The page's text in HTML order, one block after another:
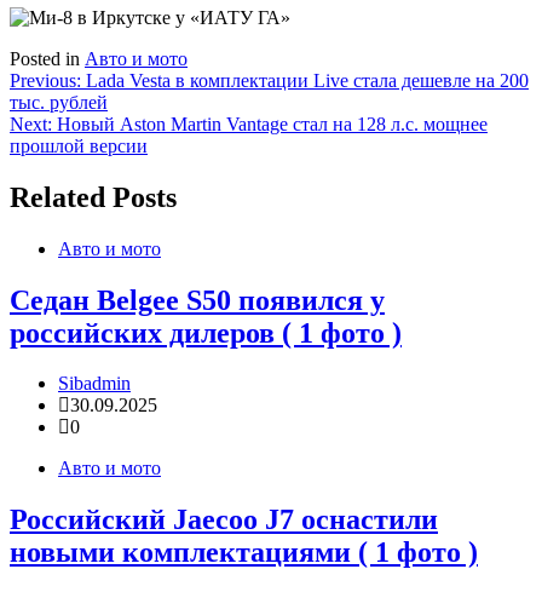
Posted in Авто и мото
Навигация
по
записям
Previous: Lada Vesta в комплектации Live стала дешевле на 200
тыс. рублей
Next: Новый Aston Martin Vantage стал на 128 л.с. мощнее
прошлой версии
Related Posts
Авто и мото
Седан Belgee S50 появился у
российских дилеров ( 1 фото )
Sibadmin
30.09.2025
0
Авто и мото
Российский Jaecoo J7 оснастили
новыми комплектациями ( 1 фото )